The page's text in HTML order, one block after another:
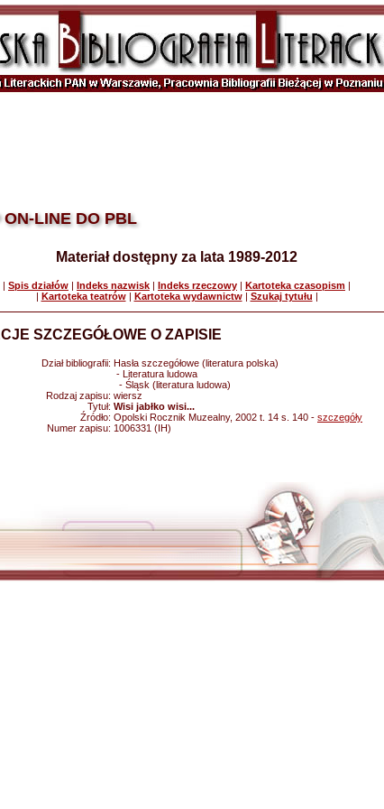
ON-LINE DO PBL
Materiał dostępny za lata 1989-2012
| Spis działów | Indeks nazwisk | Indeks rzeczowy | Kartoteka czasopism |
| Kartoteka teatrów| Kartoteka wydawnictw| Szukaj tytułu |
SZCZEGÓŁOWE O ZAPISIE
Dział bibliografii: Hasła szczegółowe (literatura polska)
- Literatura ludowa
- Śląsk (literatura ludowa)
Rodzaj zapisu: wiersz
Tytuł: Wisi jabłko wisi...
Źródło: Opolski Rocznik Muzealny, 2002 t. 14 s. 140 - szczegóły
Numer zapisu: 1006331 (IH)